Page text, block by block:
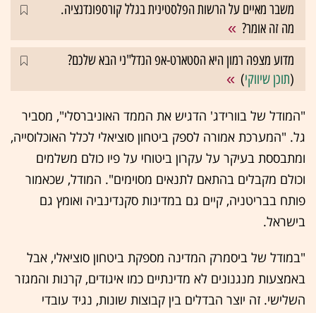
משבר מאיים על הרשות הפלסטינית בגלל קורספונדנציה.
מה זה אומר?
מדוע מצפה רמון היא הסטארט-אפ הנדל"ני הבא שלכם?
(תוכן שיווקי)
"המודל של בוורידג' הדגיש את הממד האוניברסלי", מסביר
גל. "המערכת אמורה לספק ביטחון סוציאלי לכלל האוכלוסייה,
ומתבססת בעיקר על עקרון ביטוחי על פיו כולם משלמים
וכולם מקבלים בהתאם לתנאים מסוימים". המודל, שכאמור
פותח בבריטניה, קיים גם במדינות סקנדינביה ואומץ גם
בישראל.
"במודל של ביסמרק המדינה מספקת ביטחון סוציאלי, אבל
באמצעות מנגנונים לא מדינתיים כמו איגודים, קרנות והמגזר
השלישי. זה יוצר הבדלים בין קבוצות שונות, נגיד עובדי